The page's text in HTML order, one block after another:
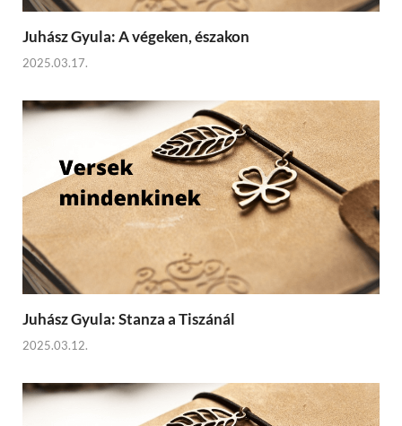
Juhász Gyula: A végeken, északon
2025.03.17.
Juhász Gyula: Stanza a Tiszánál
2025.03.12.